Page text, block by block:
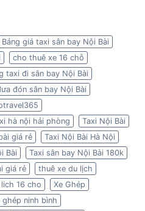
Bảng giá taxi sân bay Nội Bài
cho thuê xe 16 chỗ
taxi đi sân bay Nội Bài
đón sân bay Nội Bài
hà nội hải phòng
Taxi Nội Bài
giá rẻ
Taxi Nội Bài Hà Nội
Bài
Taxi sân bay Nội Bài 180k
giá rẻ
thuê xe du lịch
16 cho
Xe Ghép
ghép ninh bình